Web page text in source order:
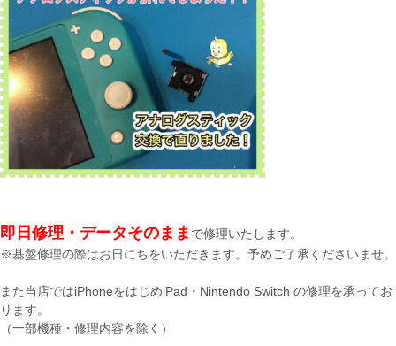
即日修理・データそのまま で修理いたします。
※基盤修理の際はお日にちをいただきます。予めご了承くださいませ。
また当店ではiPhoneをはじめiPad・Nintendo Switch の修理を承ってお
ります。
（一部機種・修理内容を除く）